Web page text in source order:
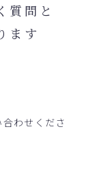
質問と
ます
わせくださ